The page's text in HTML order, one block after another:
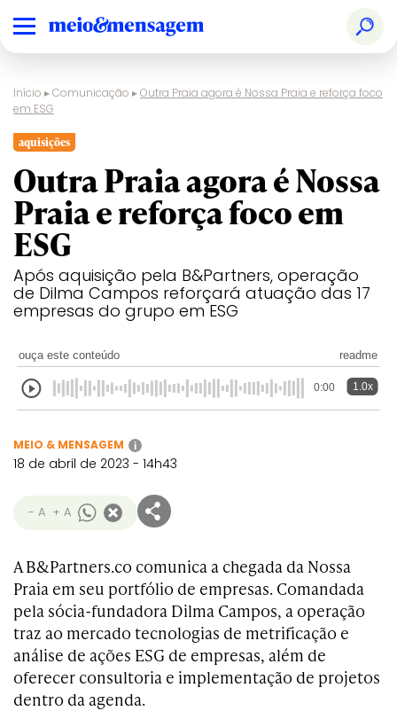
Início ▸Comunicação ▸Outra Praia agora é Nossa Praia e reforça foco
em ESG
aquisições
Outra Praia agora é Nossa
Praia e reforça foco em
ESG
Após aquisição pela B&Partners, operação
de Dilma Campos reforçará atuação das 17
empresas do grupo em ESG
ouça este conteúdo readme
0:00 1.0x
MEIO & MENSAGEM i
18 de abril de 2023 - 14h43
- A + A
A B&Partners.co comunica a chegada da Nossa
Praia em seu portfólio de empresas. Comandada
pela sócia-fundadora Dilma Campos, a operação
traz ao mercado tecnologias de metrificação e
análise de ações ESG de empresas, além de
oferecer consultoria e implementação de projetos
dentro da agenda.